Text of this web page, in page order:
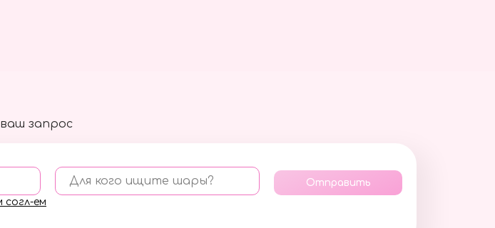
запрос
Для кого ищите шары?
согл-ем
Отправить